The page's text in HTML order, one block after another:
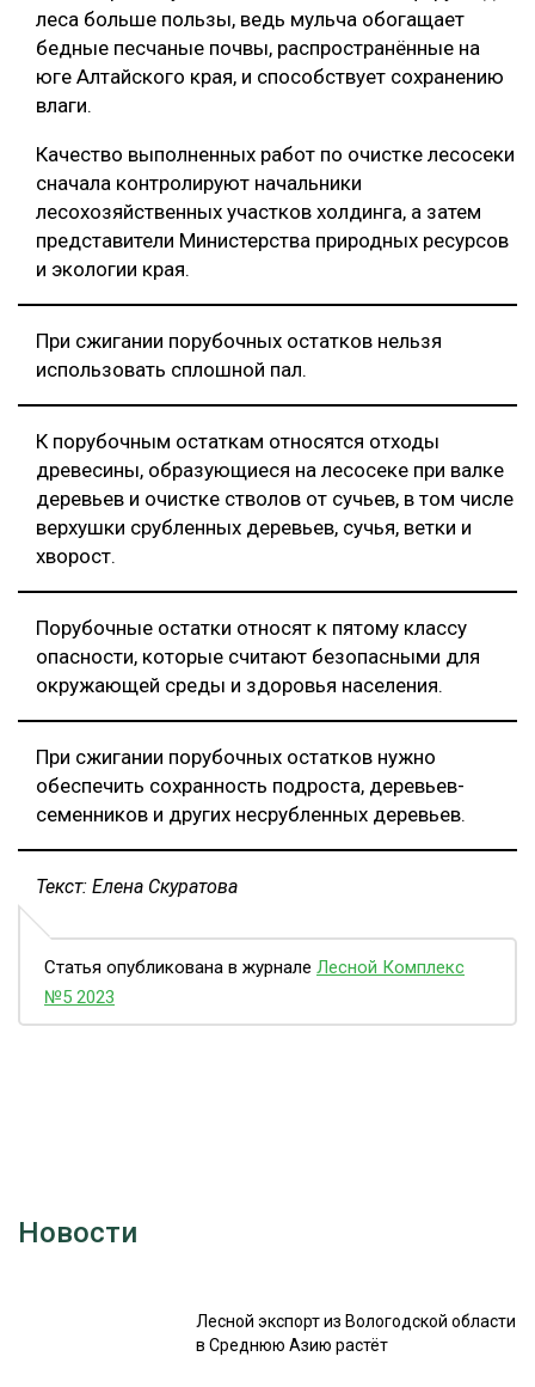
леса больше пользы, ведь мульча обогащает
бедные песчаные почвы, распространённые на
юге Алтайского края, и способствует сохранению
влаги.
Качество выполненных работ по очистке лесосеки
сначала контролируют начальники
лесохозяйственных участков холдинга, а затем
представители Министерства природных ресурсов
и экологии края.
При сжигании порубочных остатков нельзя
использовать сплошной пал.
К порубочным остаткам относятся отходы
древесины, образующиеся на лесосеке при валке
деревьев и очистке стволов от сучьев, в том числе
верхушки срубленных деревьев, сучья, ветки и
хворост.
Порубочные остатки относят к пятому классу
опасности, которые считают безопасными для
окружающей среды и здоровья населения.
При сжигании порубочных остатков нужно
обеспечить сохранность подроста, деревьев-
семенников и других несрубленных деревьев.
Текст: Елена Скуратова
Статья опубликована в журнале Лесной Комплекс
№5 2023
Новости
Лесной экспорт из Вологодской области
в Среднюю Азию растёт